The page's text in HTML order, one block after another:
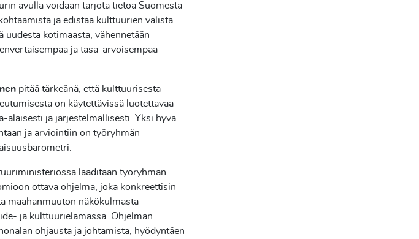
avulla voidaan tarjota tietoa Suomesta
ja edistää kulttuurien välistä
kotimaasta, vähennetään
ja tasa-arvoisempaa
pitää tärkeänä, että kulttuurisesta
on käytettävissä luotettavaa
alaisesti ja järjestelmällisesti. Yksi hyvä
ja arviointiin on työryhmän
laaditaan työryhmän
ottava ohjelma, joka konkreettisin
maahanmuuton näkökulmasta
ja kulttuurielämässä. Ohjelman
ohjausta ja johtamista, hyödyntäen